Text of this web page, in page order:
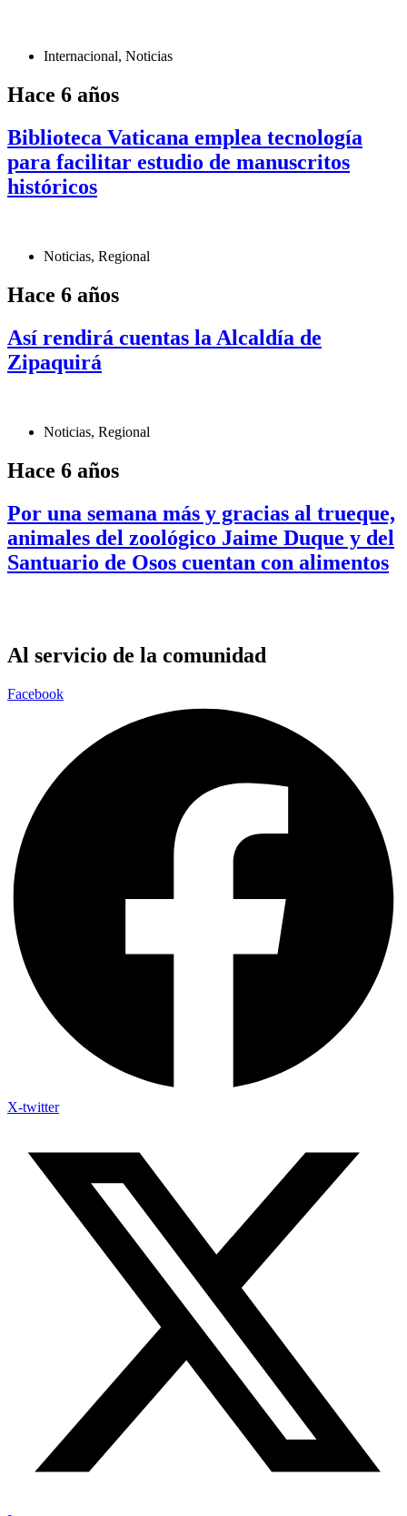
Internacional, Noticias
Hace 6 años
Biblioteca Vaticana emplea tecnología
para facilitar estudio de manuscritos
históricos
Noticias, Regional
Hace 6 años
Así rendirá cuentas la Alcaldía de
Zipaquirá
Noticias, Regional
Hace 6 años
Por una semana más y gracias al trueque,
animales del zoológico Jaime Duque y del
Santuario de Osos cuentan con alimentos
Al servicio de la comunidad
Facebook
X-twitter